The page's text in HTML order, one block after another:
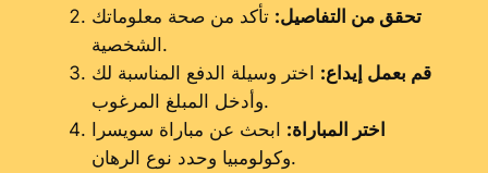
تحقق من التفاصيل: تأكد من صحة معلوماتك
الشخصية.
قم بعمل إيداع: اختر وسيلة الدفع المناسبة لك
وأدخل المبلغ المرغوب.
اختر المباراة: ابحث عن مباراة سويسرا
وكولومبيا وحدد نوع الرهان.